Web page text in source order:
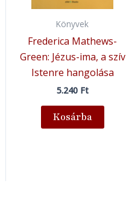
Könyvek
Frederica Mathews-
Green: Jézus-ima, a szív
Istenre hangolása
5.240 Ft
Kosárba